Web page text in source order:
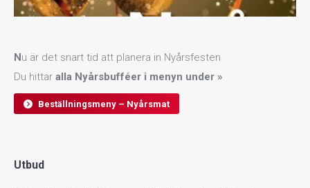
Nu är det snart tid att planera in Nyårsfesten
Du hittar alla Nyårsbufféer i menyn under »
Beställningsmeny – Nyårsmat
Utbud